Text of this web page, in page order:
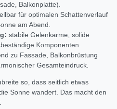
Balkonplatte).
für optimalen Schattenverlauf
am Abend.
stabile Gelenkarme, solide
Komponenten.
zu Fassade, Balkonbrüstung
Gesamteindruck.
so, dass seitlich etwas
Sonne wandert. Das macht den